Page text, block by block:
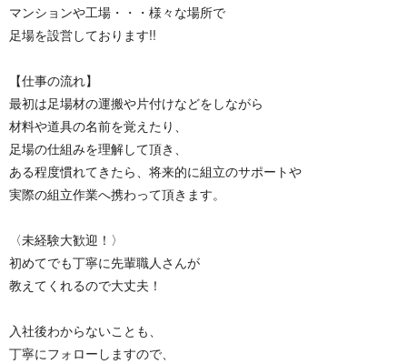
マンションや工場・・・様々な場所で
足場を設営しております!!
【仕事の流れ】
最初は足場材の運搬や片付けなどをしながら
材料や道具の名前を覚えたり、
足場の仕組みを理解して頂き、
ある程度慣れてきたら、将来的に組立のサポートや
実際の組立作業へ携わって頂きます。
〈未経験大歓迎！〉
初めてでも丁寧に先輩職人さんが
教えてくれるので大丈夫！
入社後わからないことも、
丁寧にフォローしますので、